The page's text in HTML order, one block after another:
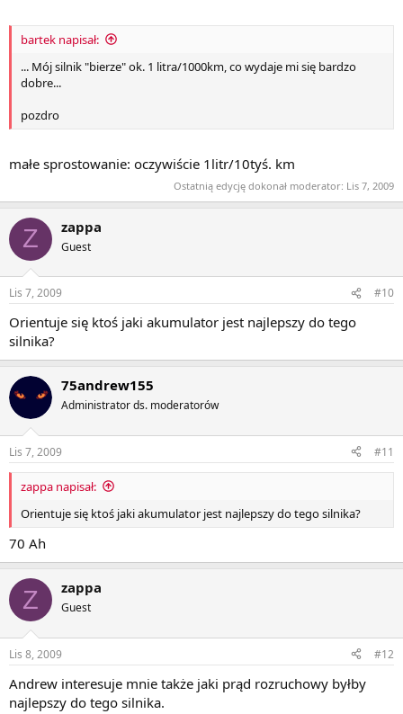
bartek napisał:
... Mój silnik "bierze" ok. 1 litra/1000km, co wydaje mi się bardzo
dobre...
pozdro
małe sprostowanie: oczywiście 1litr/10tyś. km
Ostatnią edycję dokonał moderator: Lis 7, 2009
Z zappa
Guest
Lis 7, 2009 #10
Orientuje się ktoś jaki akumulator jest najlepszy do tego
silnika?
75andrew155
Administrator ds. moderatorów
Lis 7, 2009 #11
zappa napisał:
Orientuje się ktoś jaki akumulator jest najlepszy do tego silnika?
70 Ah
Z zappa
Guest
Lis 8, 2009 #12
Andrew interesuje mnie także jaki prąd rozruchowy byłby
najlepszy do tego silnika.